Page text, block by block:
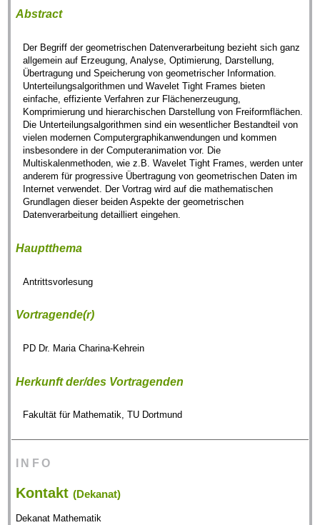
Abstract
Der Begriff der geometrischen Datenverarbeitung bezieht sich ganz
allgemein auf Erzeugung, Analyse, Optimierung, Darstellung,
Übertragung und Speicherung von geometrischer Information.
Unterteilungsalgorithmen und Wavelet Tight Frames bieten
einfache, effiziente Verfahren zur Flächenerzeugung,
Komprimierung und hierarchischen Darstellung von Freiformflächen.
Die Unterteilungsalgorithmen sind ein wesentlicher Bestandteil von
vielen modernen Computergraphikanwendungen und kommen
insbesondere in der Computeranimation vor. Die
Multiskalenmethoden, wie z.B. Wavelet Tight Frames, werden unter
anderem für progressive Übertragung von geometrischen Daten im
Internet verwendet. Der Vortrag wird auf die mathematischen
Grundlagen dieser beiden Aspekte der geometrischen
Datenverarbeitung detailliert eingehen.
Hauptthema
Antrittsvorlesung
Vortragende(r)
PD Dr. Maria Charina-Kehrein
Herkunft der/des Vortragenden
Fakultät für Mathematik, TU Dortmund
INFO
Kontakt(Dekanat)
Dekanat Mathematik